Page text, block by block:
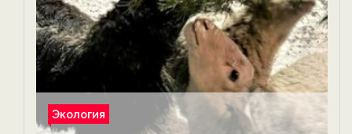
Экология